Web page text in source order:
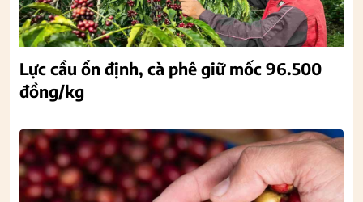
Lực cầu ổn định, cà phê giữ mốc 96.500
đồng/kg